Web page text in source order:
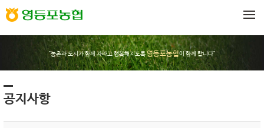
"농촌과 도시가 함께 자라고 행복해지도록영등포농협이 함께 합니다"
공지사항